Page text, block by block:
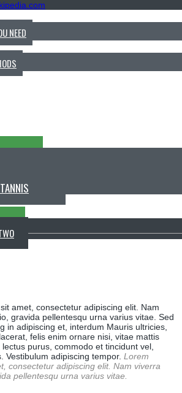
NEED
amet, consectetur adipiscing elit. Nam
gravida pellentesqu urna varius vitae. Sed
in adipiscing et, interdum Mauris ultricies,
felis enim ornare nisi, vitae mattis
purus, commodo et tincidunt vel,
Vestibulum adipiscing tempor. Lorem
consectetur adipiscing elit. Nam viverra
pellentesqu urna varius vitae.